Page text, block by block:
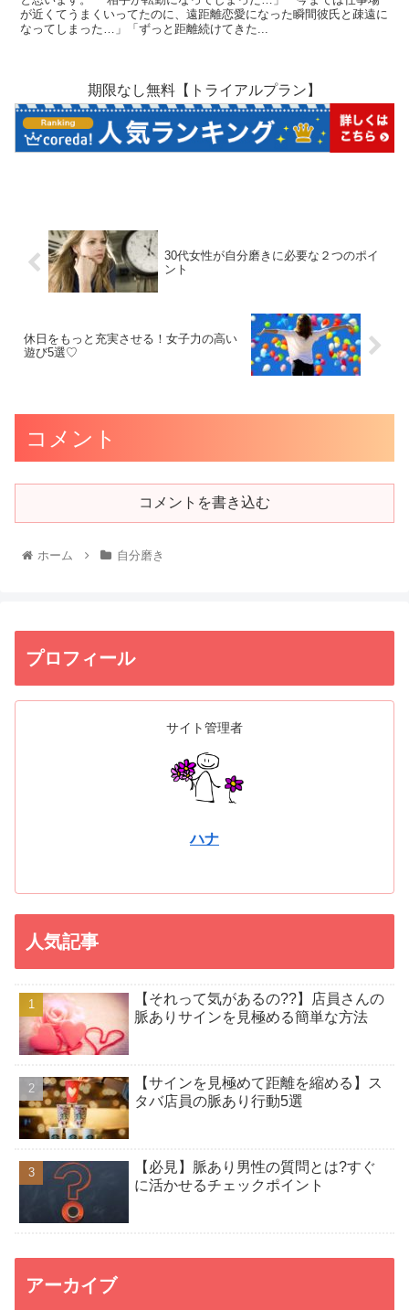
が近くてうまくいってたのに、遠距離恋愛になった瞬間彼氏と疎遠に
なってしまった…」「ずっと距離続けてきた...
期限なし無料【トライアルプラン】
30代女性が自分磨きに必要な２つのポイ
ント
休日をもっと充実させる！女子力の高い
遊び5選♡
コメント
コメントを書き込む
ホーム 自分磨き
プロフィール
サイト管理者
ハナ
人気記事
【それって気があるの??】店員さんの
脈ありサインを見極める簡単な方法
【サインを見極めて距離を縮める】ス
タバ店員の脈あり行動5選
【必見】脈あり男性の質問とは?すぐ
に活かせるチェックポイント
アーカイブ